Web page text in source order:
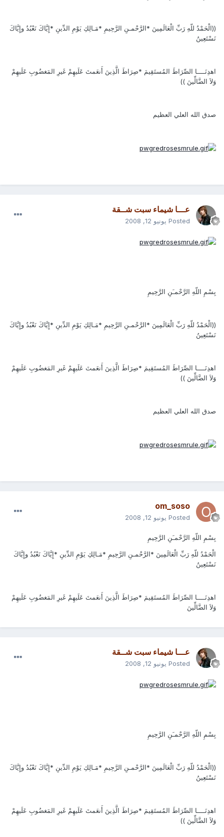
((الْحَمْدُ للّهِ رَبِّ الْعَالَمِينَ *الرَّحْمـنِ الرَّحِيمِ *مَـالِكِ يَوْمِ الدِّينِ *إِيَّاكَ نَعْبُدُ وإِيَّاكَ
نَسْتَعِينُ
اهدِنَــــا الصِّرَاطَ المُستَقِيمَ *صِرَاطَ الَّذِينَ أَنعَمتَ عَلَيهِمْ غَيرِ المَغضُوبِ عَلَيهِمْ
وَلاَ الضَّالِّينَ ))
صدق الله العلي العظيم
عـــا شيماء سبت شــقة
Posted يونيو 12, 2008
بِسْمِ اللّهِ الرَّحْمـَنِ الرَّحِيمِ
((الْحَمْدُ للّهِ رَبِّ الْعَالَمِينَ *الرَّحْمـنِ الرَّحِيمِ *مَـالِكِ يَوْمِ الدِّينِ *إِيَّاكَ نَعْبُدُ وإِيَّاكَ
نَسْتَعِينُ
اهدِنَــــا الصِّرَاطَ المُستَقِيمَ *صِرَاطَ الَّذِينَ أَنعَمتَ عَلَيهِمْ غَيرِ المَغضُوبِ عَلَيهِمْ
وَلاَ الضَّالِّينَ ))
صدق الله العلي العظيم
om_soso
Posted يونيو 12, 2008
بِسْمِ اللّهِ الرَّحْمـَنِ الرَّحِيمِ
الْحَمْدُ للّهِ رَبِّ الْعَالَمِينَ *الرَّحْمـنِ الرَّحِيمِ *مَـالِكِ يَوْمِ الدِّينِ *إِيَّاكَ نَعْبُدُ وإِيَّاكَ
نَسْتَعِينُ
اهدِنَــــا الصِّرَاطَ المُستَقِيمَ *صِرَاطَ الَّذِينَ أَنعَمتَ عَلَيهِمْ غَيرِ المَغضُوبِ عَلَيهِمْ
وَلاَ الضَّالِّينَ
عـــا شيماء سبت شــقة
Posted يونيو 12, 2008
بِسْمِ اللّهِ الرَّحْمـَنِ الرَّحِيمِ
((الْحَمْدُ للّهِ رَبِّ الْعَالَمِينَ *الرَّحْمـنِ الرَّحِيمِ *مَـالِكِ يَوْمِ الدِّينِ *إِيَّاكَ نَعْبُدُ وإِيَّاكَ
نَسْتَعِينُ
اهدِنَــــا الصِّرَاطَ المُستَقِيمَ *صِرَاطَ الَّذِينَ أَنعَمتَ عَلَيهِمْ غَيرِ المَغضُوبِ عَلَيهِمْ
وَلاَ الضَّالِّينَ ))